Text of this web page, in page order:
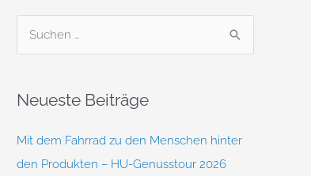
h
e
n
Neueste Beiträge
Mit dem Fahrrad zu den Menschen hinter
den Produkten – HU-Genusstour 2026